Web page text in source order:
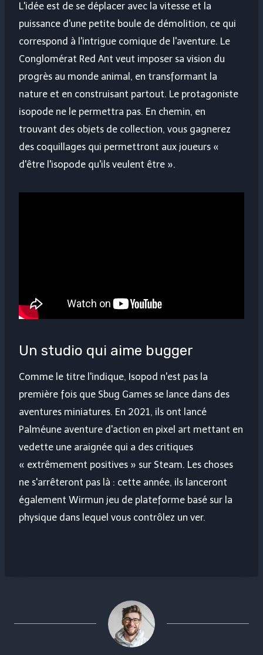
L'idée est de se déplacer avec la vitesse et la
puissance d'une petite boule de démolition, ce qui
correspond à l'intrigue comique de l'aventure. Le
Conglomérat Red Ant veut imposer sa vision du
progrès au monde animal, en transformant la
nature et en construisant partout. Le protagoniste
isopode ne le permettra pas. En chemin, en
trouvant des objets de collection, vous gagnerez
des coquillages qui permettront aux joueurs «
d'être l'isopode qu'ils veulent être ».
Un studio qui aime bugger
Comme le titre l'indique, Isopod n'est pas la
première fois que Sbug Games se lance dans des
aventures miniatures. En 2021, ils ont lancé
Palméune aventure d'action en pixel art mettant en
vedette une araignée qui a des critiques
« extrêmement positives » sur Steam. Les choses
ne s'arrêteront pas là : cette année, ils lanceront
également Wirmun jeu de plateforme basé sur la
physique dans lequel vous contrôlez un ver.